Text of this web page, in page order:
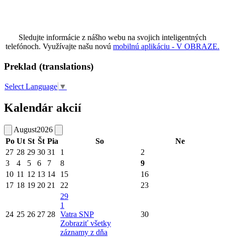
Sledujte informácie z nášho webu na svojich inteligentných
telefónoch. Využívajte našu novú mobilnú aplikáciu - V OBRAZE.
Preklad (translations)
Select Language ▼
Kalendár akcií
August2026
Po Ut St Št Pia So
Ne
27 28 29 30 31 1
2
3
4 5 6 7 8
9
10 11 12 13 14 15
16
17 18 19 20 21 22 23
24 25 26 27 28
29
1
Vatra SNP
Zobraziť všetky
záznamy z dňa
30